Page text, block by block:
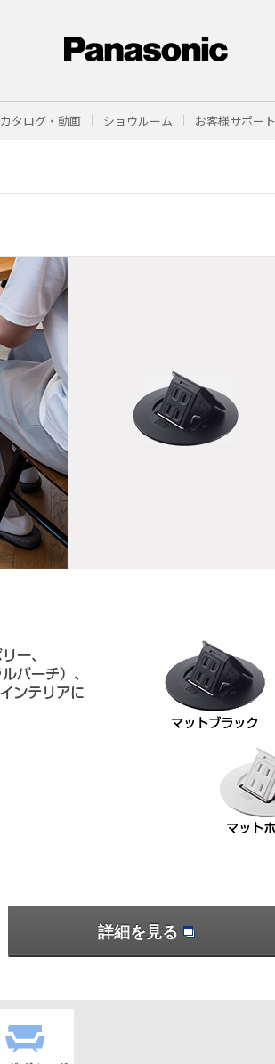
カタログ・動画 ショウルーム お客様サポート
詳細を見る